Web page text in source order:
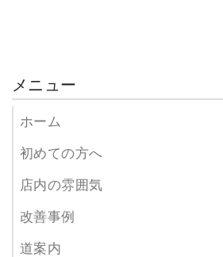
施術＆セルフケア指導
術、セルフケアを行い、指導してい
メニュー
ホーム
初めての方へ
店内の雰囲気
改善事例
道案内